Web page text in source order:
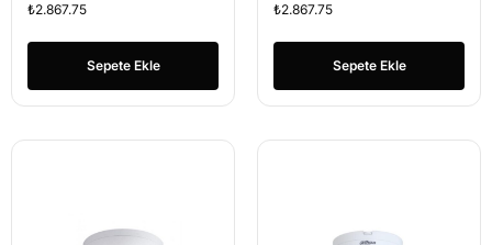
DOME METAL
KAMERA
₺2.867.75
Sepete Ekle
H265+
STARLIGHT IP
DOME KAMERA
₺2.867.75
Sepete Ekle